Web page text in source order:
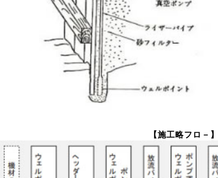
【施工略フロ－